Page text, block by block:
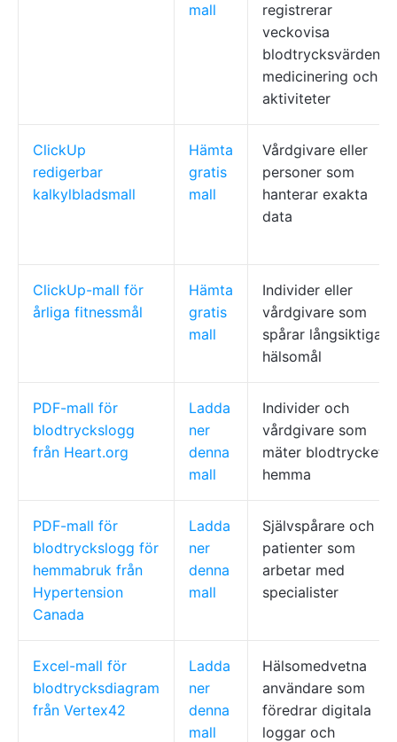
mall
registrerar
veckovisa
blodtrycksvärden,
medicinering och
aktiviteter
ClickUp
redigerbar
kalkylbladsmall
Hämta
gratis
mall
Vårdgivare eller
personer som
hanterar exakta
data
ClickUp-mall för
årliga fitnessmål
Hämta
gratis
mall
Individer eller
vårdgivare som
spårar långsiktiga
hälsomål
PDF-mall för
blodtryckslogg
från Heart.org
Ladda
ner
denna
mall
Individer och
vårdgivare som
mäter blodtrycket
hemma
PDF-mall för
blodtryckslogg för
hemmabruk från
Hypertension
Canada
Ladda
ner
denna
mall
Självspårare och
patienter som
arbetar med
specialister
Excel-mall för
blodtrycksdiagram
från Vertex42
Ladda
ner
denna
mall
Hälsomedvetna
användare som
föredrar digitala
loggar och